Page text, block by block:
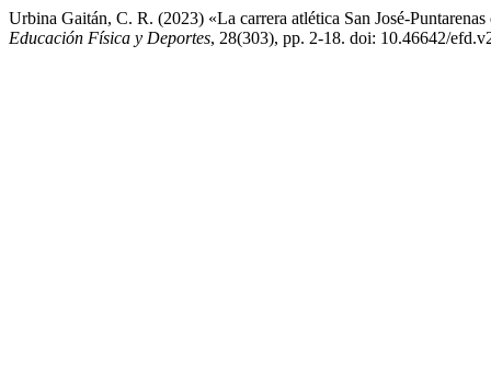
Urbina Gaitán, C. R. (2023) «La carrera atlética San José-
Educación Física y Deportes, 28(303), pp. 2-18. doi: 10.46642/